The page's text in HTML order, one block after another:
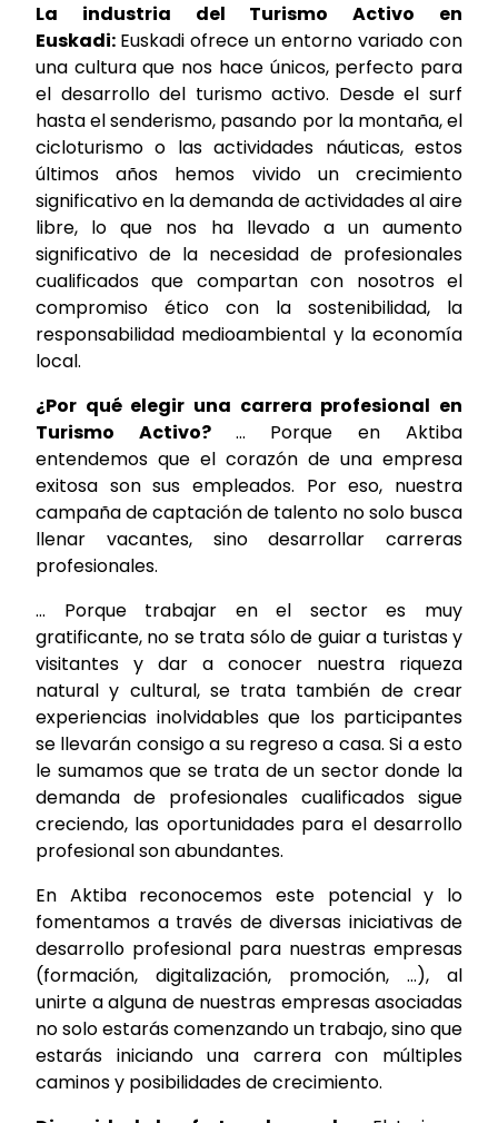
La industria del Turismo Activo en
Euskadi: Euskadi ofrece un entorno variado con
una cultura que nos hace únicos, perfecto para
el desarrollo del turismo activo. Desde el surf
hasta el senderismo, pasando por la montaña, el
cicloturismo o las actividades náuticas, estos
últimos años hemos vivido un crecimiento
significativo en la demanda de actividades al aire
libre, lo que nos ha llevado a un aumento
significativo de la necesidad de profesionales
cualificados que compartan con nosotros el
compromiso ético con la sostenibilidad, la
responsabilidad medioambiental y la economía
local.
¿Por qué elegir una carrera profesional en
Turismo Activo? … Porque en Aktiba
entendemos que el corazón de una empresa
exitosa son sus empleados. Por eso, nuestra
campaña de captación de talento no solo busca
llenar vacantes, sino desarrollar carreras
profesionales.
… Porque trabajar en el sector es muy
gratificante, no se trata sólo de guiar a turistas y
visitantes y dar a conocer nuestra riqueza
natural y cultural, se trata también de crear
experiencias inolvidables que los participantes
se llevarán consigo a su regreso a casa. Si a esto
le sumamos que se trata de un sector donde la
demanda de profesionales cualificados sigue
creciendo, las oportunidades para el desarrollo
profesional son abundantes.
En Aktiba reconocemos este potencial y lo
fomentamos a través de diversas iniciativas de
desarrollo profesional para nuestras empresas
(formación, digitalización, promoción, …), al
unirte a alguna de nuestras empresas asociadas
no solo estarás comenzando un trabajo, sino que
estarás iniciando una carrera con múltiples
caminos y posibilidades de crecimiento.